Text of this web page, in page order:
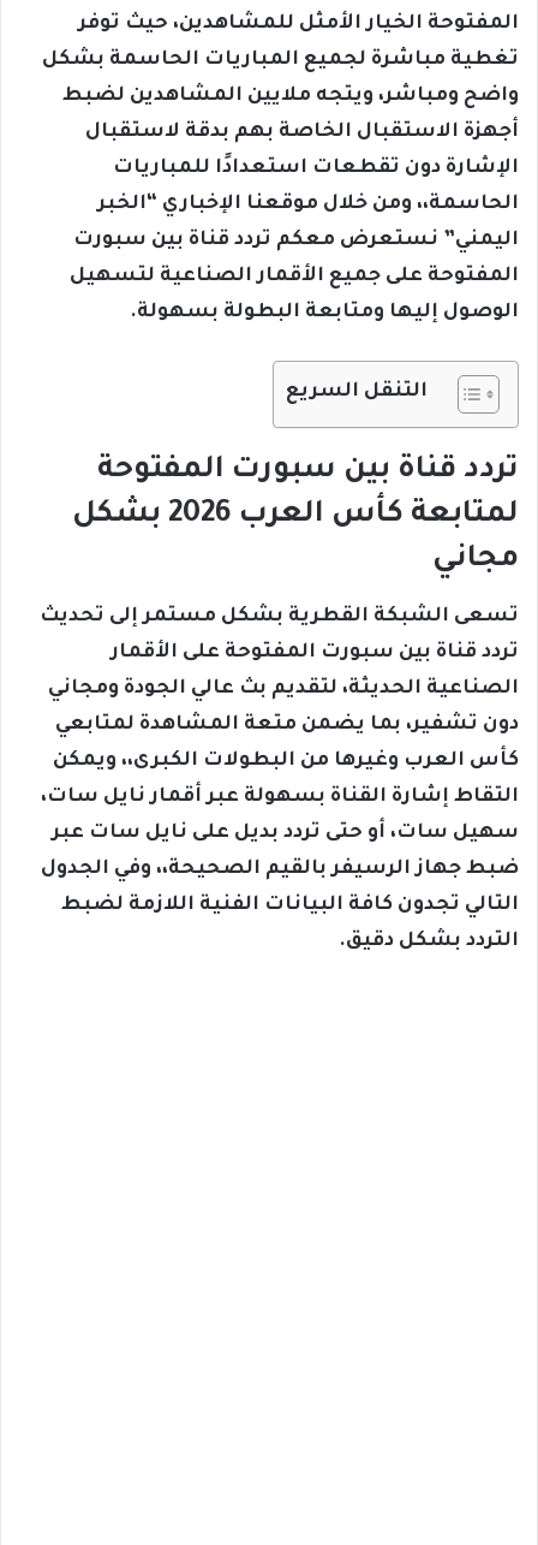
المفتوحة الخيار الأمثل للمشاهدين، حيث توفر
تغطية مباشرة لجميع المباريات الحاسمة بشكل
واضح ومباشر، ويتجه ملايين المشاهدين لضبط
أجهزة الاستقبال الخاصة بهم بدقة لاستقبال
الإشارة دون تقطعات استعدادًا للمباريات
الحاسمة،، ومن خلال موقعنا الإخباري “الخبر
اليمني” نستعرض معكم تردد قناة بين سبورت
المفتوحة على جميع الأقمار الصناعية لتسهيل
الوصول إليها ومتابعة البطولة بسهولة.
التنقل السريع
تردد قناة بين سبورت المفتوحة
لمتابعة كأس العرب 2026 بشكل
مجاني
تسعى الشبكة القطرية بشكل مستمر إلى تحديث
تردد قناة بين سبورت المفتوحة على الأقمار
الصناعية الحديثة، لتقديم بث عالي الجودة ومجاني
دون تشفير، بما يضمن متعة المشاهدة لمتابعي
كأس العرب وغيرها من البطولات الكبرى،، ويمكن
التقاط إشارة القناة بسهولة عبر أقمار نايل سات،
سهيل سات، أو حتى تردد بديل على نايل سات عبر
ضبط جهاز الرسيفر بالقيم الصحيحة،، وفي الجدول
التالي تجدون كافة البيانات الفنية اللازمة لضبط
التردد بشكل دقيق.